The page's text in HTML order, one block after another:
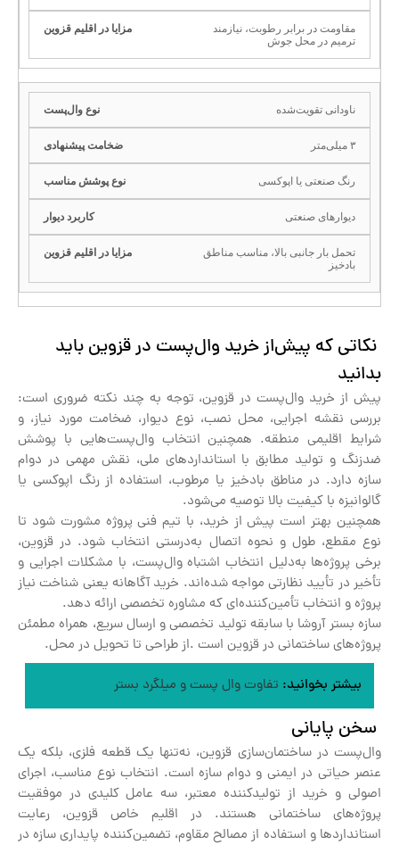
مقاومت در برابر رطوبت، نیازمند
ترمیم در محل جوش
ناودانی تقویت‌شده
۳ میلی‌متر
رنگ صنعتی یا اپوکسی
دیوارهای صنعتی
تحمل بار جانبی بالا، مناسب مناطق
بادخیز
نکاتی که پیش‌از خرید وال‌پست در قزوین باید
بدانید
پیش از خرید وال‌پست در قزوین، توجه به چند نکته ضروری است:
بررسی نقشه اجرایی، محل نصب، نوع دیوار، ضخامت مورد نیاز، و
شرایط اقلیمی منطقه. همچنین انتخاب وال‌پست‌هایی با پوشش
ضدزنگ و تولید مطابق با استانداردهای ملی، نقش مهمی در دوام
سازه دارد. در مناطق بادخیز یا مرطوب، استفاده از رنگ اپوکسی یا
گالوانیزه با کیفیت بالا توصیه می‌شود.
همچنین بهتر است پیش از خرید، با تیم فنی پروژه مشورت شود تا
نوع مقطع، طول و نحوه اتصال به‌درستی انتخاب شود. در قزوین،
برخی پروژه‌ها به‌دلیل انتخاب اشتباه وال‌پست، با مشکلات اجرایی و
تأخیر در تأیید نظارتی مواجه شده‌اند. خرید آگاهانه یعنی شناخت نیاز
پروژه و انتخاب تأمین‌کننده‌ای که مشاوره تخصصی ارائه دهد.
سازه بستر آروشا با سابقه تولید تخصصی و ارسال سریع، همراه مطمئن
پروژه‌های ساختمانی در قزوین است .از طراحی تا تحویل در محل.
بیشتر بخوانید: تفاوت وال پست و میلگرد بستر
سخن پایانی
وال‌پست در ساختمان‌سازی قزوین، نه‌تنها یک قطعه فلزی، بلکه یک
عنصر حیاتی در ایمنی و دوام سازه است. انتخاب نوع مناسب، اجرای
اصولی و خرید از تولیدکننده معتبر، سه عامل کلیدی در موفقیت
پروژه‌های ساختمانی هستند. در اقلیم خاص قزوین، رعایت
استانداردها و استفاده از مصالح مقاوم، تضمین‌کننده پایداری سازه در